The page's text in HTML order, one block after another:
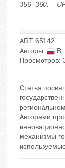
356–360. –
ART 65142
Авторы:
В.
Просмотров:
Статья
Авторами
механизмы